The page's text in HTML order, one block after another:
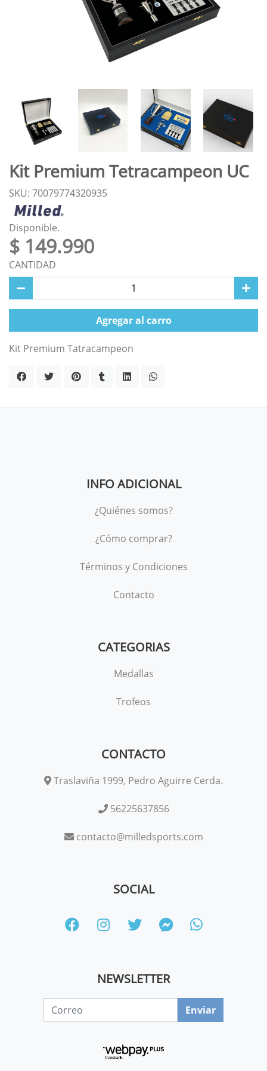
Kit Premium Tetracampeon UC
SKU: 70079774320935
Disponible.
$ 149.990
CANTIDAD
Agregar al carro
Kit Premium Tatracampeon
INFO ADICIONAL
¿Quiénes somos?
¿Cómo comprar?
Términos y Condiciones
Contacto
CATEGORIAS
Medallas
Trofeos
CONTACTO
Traslaviña 1999, Pedro Aguirre Cerda.
56225637856
contacto@milledsports.com
SOCIAL
NEWSLETTER
Enviar